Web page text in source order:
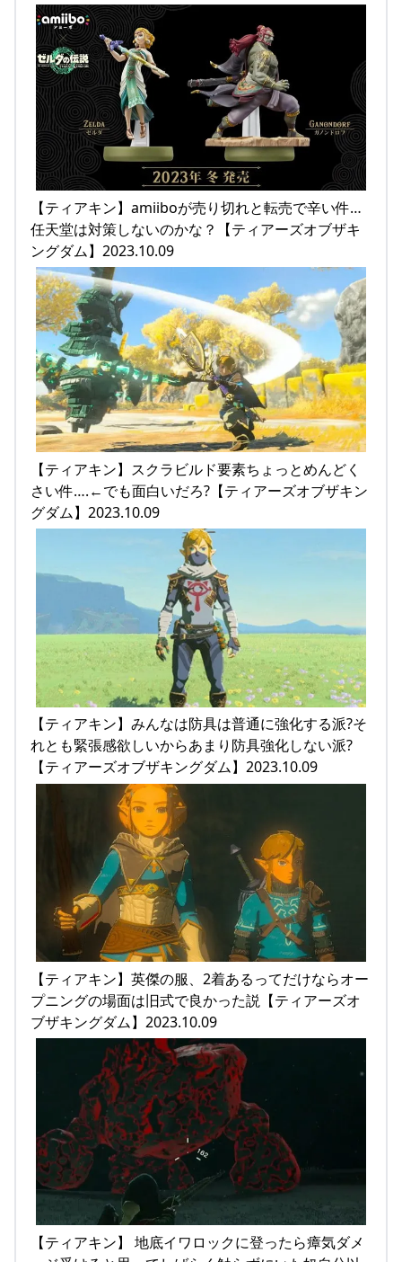
【ティアキン】amiiboが売り切れと転売で辛い件…
任天堂は対策しないのかな？【ティアーズオブザキ
ングダム】2023.10.09
【ティアキン】スクラビルド要素ちょっとめんどく
さい件….←でも面白いだろ?【ティアーズオブザキン
グダム】2023.10.09
【ティアキン】みんなは防具は普通に強化する派?そ
れとも緊張感欲しいからあまり防具強化しない派?
【ティアーズオブザキングダム】2023.10.09
【ティアキン】英傑の服、2着あるってだけならオー
プニングの場面は旧式で良かった説【ティアーズオ
ブザキングダム】2023.10.09
【ティアキン】 地底イワロックに登ったら瘴気ダメ